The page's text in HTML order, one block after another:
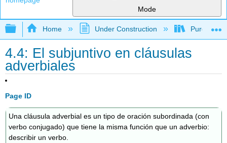
Mode
Expand/collapse global hierarchy
Home Under Construction Purgatory
4.4: El subjuntivo en cláusulas
adverbiales
Page ID
Una cláusula adverbial es un tipo de oración subordinada (con
verbo conjugado) que tiene la misma función que un adverbio:
describir un verbo.